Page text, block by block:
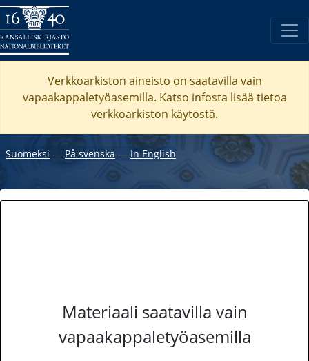
Verkkoarkiston aineisto on saatavilla vain
vapaakappaletyöasemilla. Katso infosta lisää tietoa
verkkoarkiston käytöstä.
Suomeksi ― På svenska ― In English
Materiaali saatavilla vain
vapaakappaletyöasemilla